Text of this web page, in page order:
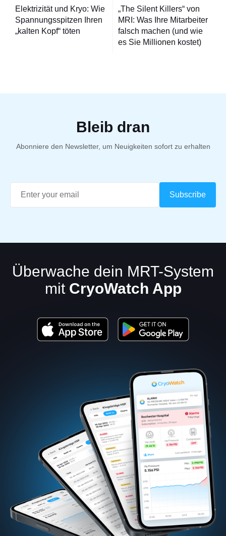
Elektrizität und Kryo: Wie
Spannungsspitzen Ihren
„kalten Kopf“ töten
„The Silent Killers“ von
MRI: Was Ihre Mitarbeiter
falsch machen (und wie
es Sie Millionen kostet)
Bleib dran
Abonniere den Newsletter, um Neuigkeiten sofort zu erhalten
Überwache dein MRT-System
mit CryoWatch App